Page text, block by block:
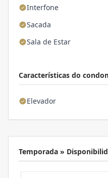
Interfone
Sacada
Sala de Estar
Características do
Elevador
Temporada »